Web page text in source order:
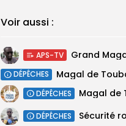
Voir aussi :
APS-TV
DÉPÊCHES
DÉPÊCHES
DÉPÊCHES